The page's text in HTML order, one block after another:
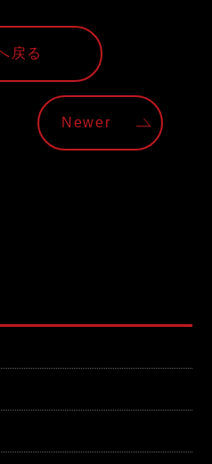
報
らせ
戻る
Newer